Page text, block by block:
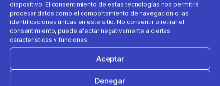
dispositivo. El consentimiento de estas tecnologías nos permitirá
procesar datos como el comportamiento de navegación o las
identificaciones únicas en este sitio. No consentir o retirar el
consentimiento, puede afectar negativamente a ciertas
características y funciones.
Aceptar
Denegar
Al enviar aceptas nuestra política de
privacidad.